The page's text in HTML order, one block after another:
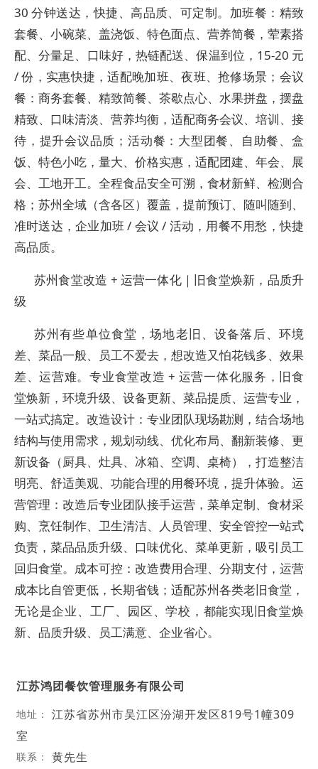
30 分钟送达，快捷、高品质、可定制。加班餐：精致
套餐、小碗菜、盖浇饭、特色面点、营养简餐，荤素搭
配、分量足、口味好，热链配送、保温到位，15-20 元
/ 份，实惠快捷，适配晚加班、夜班、抢修场景；会议
餐：商务套餐、精致简餐、茶歇点心、水果拼盘，摆盘
精致、口味清淡、营养均衡，适配商务会议、培训、接
待，提升会议品质；活动餐：大型团餐、自助餐、盒
饭、特色小吃，量大、价格实惠，适配团建、年会、展
会、工地开工。全程食品安全可溯，食材新鲜、检测合
格；苏州全域（含各区）覆盖，提前预订、随叫随到、
准时送达，企业加班 / 会议 / 活动，用餐不用愁，快捷
高品质。
苏州食堂改造 + 运营一体化｜旧食堂焕新，品质升
级
苏州有些单位食堂，场地老旧、设备落后、环境
差、菜品一般、员工不爱去，想改造又怕花钱多、效果
差、运营难。专业食堂改造 + 运营一体化服务，旧食
堂焕新，环境升级、设备更新、菜品提质、运营专业，
一站式搞定。改造设计：专业团队现场勘测，结合场地
结构与使用需求，规划动线、优化布局、翻新装修、更
新设备（厨具、灶具、冰箱、空调、桌椅），打造整洁
明亮、舒适美观、功能合理的用餐环境，提升体验。运
营管理：改造后专业团队接手运营，菜单定制、食材采
购、烹饪制作、卫生清洁、人员管理、安全管控一站式
负责，菜品品质升级、口味优化、菜单更新，吸引员工
回归食堂。成本可控：改造费用合理、分期支付，运营
成本比自管更低，长期省钱；适配苏州各类老旧食堂，
无论是企业、工厂、园区、学校，都能实现旧食堂焕
新、品质升级、员工满意、企业省心。
江苏鸿团餐饮管理服务有限公司
地址：
江苏省苏州市吴江区汾湖开发区819号1幢309
室
联系： 黄先生